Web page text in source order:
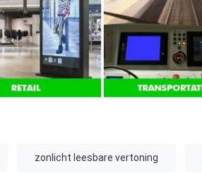
zonlicht leesbare vertoning